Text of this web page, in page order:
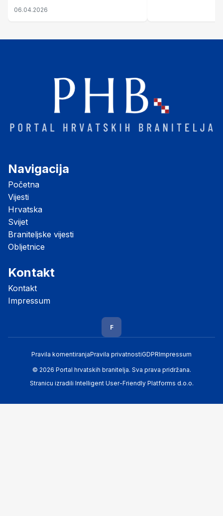
nastale njenim raspadom
06.04.2026
Navigacija
Početna
Vijesti
Hrvatska
Svijet
Braniteljske vijesti
Obljetnice
Kontakt
Kontakt
Impressum
F
Pravila komentiranjaPravila privatnostiGDPRImpressum
© 2026 Portal hrvatskih branitelja. Sva prava pridržana.
Stranicu izradili Intelligent User-Friendly Platforms d.o.o.